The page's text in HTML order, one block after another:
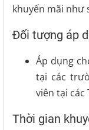
khuyến mãi như
Đối tượng áp
Áp dụng
tại các
viên tại các
Thời gian